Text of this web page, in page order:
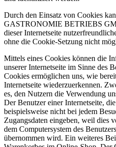
Durch den Einsatz von Cookies
GASTRONOMIE BETRIEBS
dieser Internetseite
ohne die Cookie-Setzung nicht
Mittels eines Cookies können die
unserer Internetseite im Sinne des
Cookies ermöglichen uns, wie
Internetseite wiederzuerkennen.
es, den Nutzern die Verwendung
Der Benutzer einer Internetseite,
beispielsweise nicht bei jedem
Zugangsdaten eingeben, weil dies
dem Computersystem des
übernommen wird. Ein weiteres